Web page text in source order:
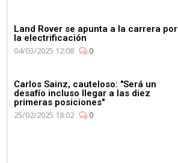
Land Rover se apunta a la carrera por
la electrificación
04/03/2025 12:08
0
Carlos Sainz, cauteloso: "Será un
desafío incluso llegar a las diez
primeras posiciones"
25/02/2025 18:02
0